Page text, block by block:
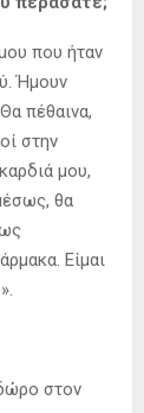
που ήταν
Ήμουν
πέθαινα,
στην
μου,
θα
Είμαι
στον